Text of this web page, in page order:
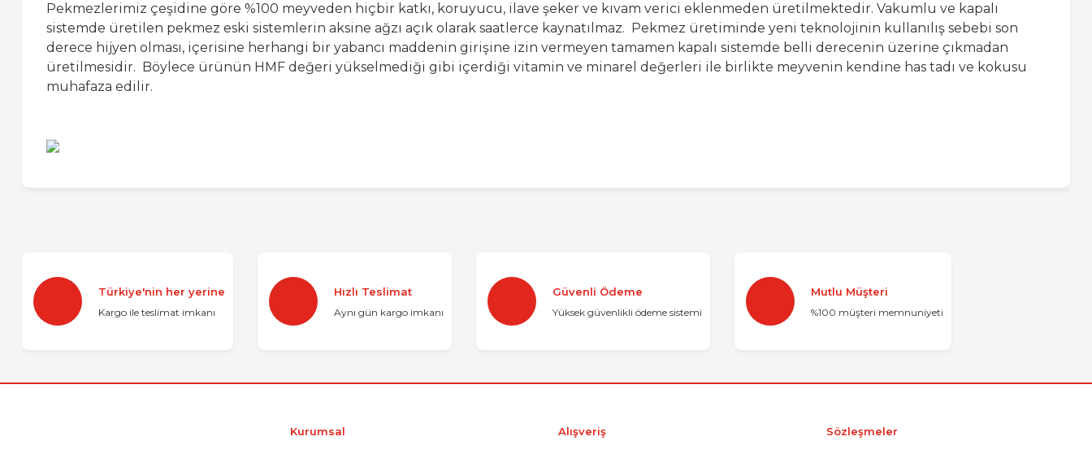
Pekmezlerimiz çeşidine göre %100 meyveden hiçbir katkı, koruyucu, ilave şeker ve kıvam verici eklenmeden üretilmektedir. Vakumlu ve kapalı
sistemde üretilen pekmez eski sistemlerin aksine ağzı açık olarak saatlerce kaynatılmaz. Pekmez üretiminde yeni teknolojinin kullanılış sebebi son
derece hijyen olması, içerisine herhangi bir yabancı maddenin girişine izin vermeyen tamamen kapalı sistemde belli derecenin üzerine çıkmadan
üretilmesidir. Böylece ürünün HMF değeri yükselmediği gibi içerdiği vitamin ve minarel değerleri ile birlikte meyvenin kendine has tadı ve kokusu
muhafaza edilir.
Yorum Yaz
Ürün resmi kalitesiz, bozuk veya görüntülenemiyor.
Ürün açıklamasında eksik bilgiler bulunuyor.
Türkiye'nin her yerine
Kargo ile teslimat imkanı
Hızlı Teslimat
Aynı gün kargo imkanı
Güvenli Ödeme
Yüksek güvenlikli ödeme sistemi
Mutlu Müşteri
%100 müşteri memnuniyeti
Kurumsal Alışveriş Sözleşmeler